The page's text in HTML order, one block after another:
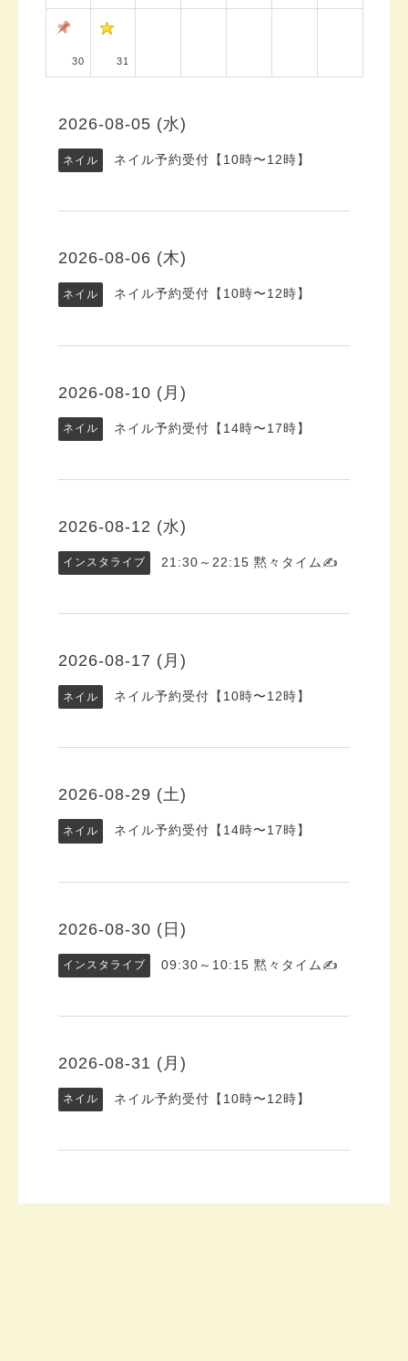
30 31
2026-08-05 (水)
ネイル ネイル予約受付【10時〜12時】
2026-08-06 (木)
ネイル ネイル予約受付【10時〜12時】
2026-08-10 (月)
ネイル ネイル予約受付【14時〜17時】
2026-08-12 (水)
インスタライブ 21:30～22:15 黙々タイム✍️
2026-08-17 (月)
ネイル ネイル予約受付【10時〜12時】
2026-08-29 (土)
ネイル ネイル予約受付【14時〜17時】
2026-08-30 (日)
インスタライブ 09:30～10:15 黙々タイム✍️
2026-08-31 (月)
ネイル ネイル予約受付【10時〜12時】